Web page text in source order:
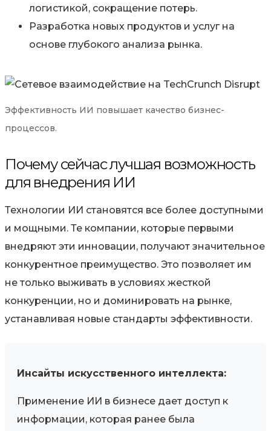
логистикой, сокращение потерь.
Разработка новых продуктов и услуг на
основе глубокого анализа рынка.
Эффективность ИИ повышает качество бизнес-
процессов.
Почему сейчас лучшая возможность
для внедрения ИИ
Технологии ИИ становятся все более доступными
и мощными. Те компании, которые первыми
внедряют эти инновации, получают значительное
конкурентное преимущество. Это позволяет им
не только выживать в условиях жесткой
конкуренции, но и доминировать на рынке,
устанавливая новые стандарты эффективности.
Инсайты искусственного интеллекта:
Применение ИИ в бизнесе дает доступ к
информации, которая ранее была